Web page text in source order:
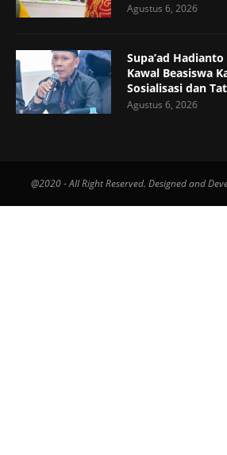
Agustus 6, 2026
Supa’ad Hadianto
Kawal Beasiswa
Sosialisasi dan
Agustus 6, 2026
@2020 - All Right Reserved. Designed and